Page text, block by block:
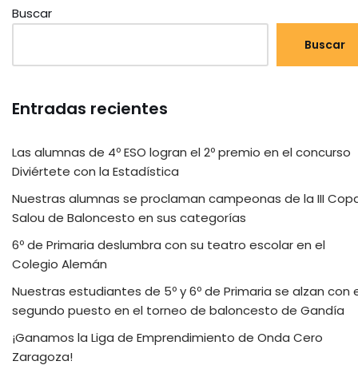
Buscar
Buscar
Entradas recientes
Las alumnas de 4º ESO logran el 2º premio en el concurso
Diviértete con la Estadística
Nuestras alumnas se proclaman campeonas de la III
Salou de Baloncesto en sus categorías
6º de Primaria deslumbra con su teatro escolar en el
Colegio Alemán
Nuestras estudiantes de 5º y 6º de Primaria se alzan con
segundo puesto en el torneo de baloncesto de Gandía
¡Ganamos la Liga de Emprendimiento de Onda Cero
Zaragoza!